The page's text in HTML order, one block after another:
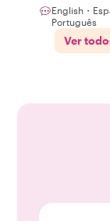
English・
Português
Ver